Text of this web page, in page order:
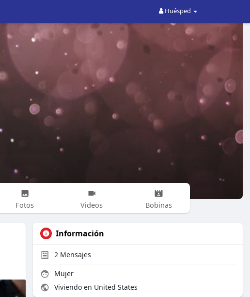
Huésped
Fotos Videos Bobinas
Información
2 Mensajes
Mujer
Viviendo en United States